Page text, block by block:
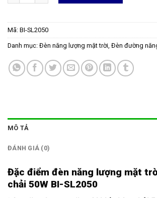
Mã: BI-SL2050
Danh mục: Đèn năng lượng mặt trời Đèn đường
MÔ TẢ
ĐÁNH GIÁ (0)
Đặc điểm đèn năng lượng mặt
chải 50W BI-SL2050